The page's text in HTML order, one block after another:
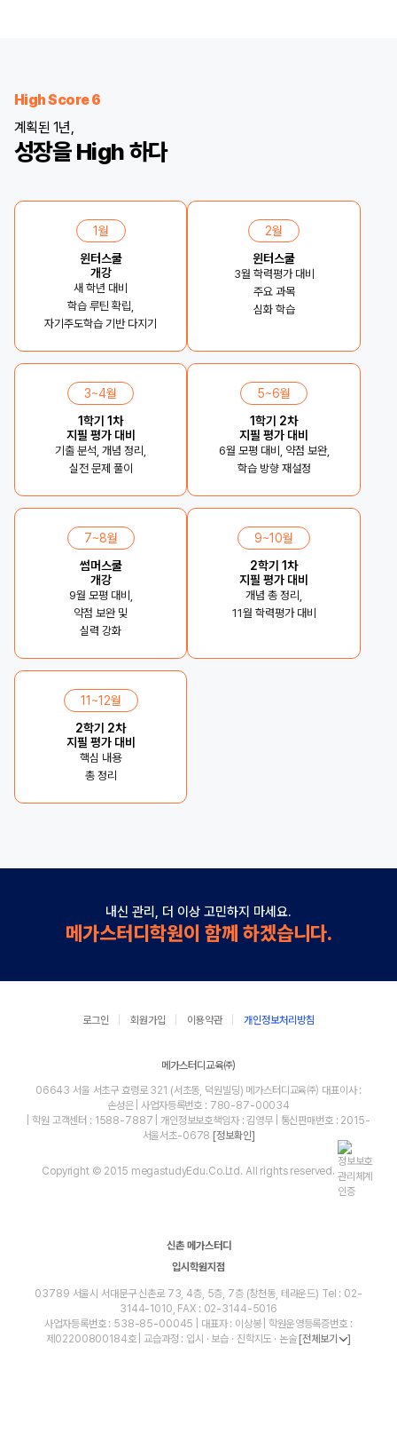
High Score 6
계획된 1년,
성장을 High 하다
1월
윈터스쿨
개강
새 학년 대비
학습 루틴 확립,
자기주도학습 기반 다지기
2월
윈터스쿨
3월 학력평가 대비
주요 과목
심화 학습
3~4월
1학기 1차
지필 평가 대비
기출 분석, 개념 정리,
실전 문제 풀이
5~6월
1학기 2차
지필 평가 대비
6월 모평 대비, 약점 보완,
학습 방향 재설정
7~8월
썸머스쿨
개강
9월 모평 대비,
약점 보완 및
실력 강화
9~10월
2학기 1차
지필 평가 대비
개념 총 정리,
11월 학력평가 대비
11~12월
2학기 2차
지필 평가 대비
핵심 내용
총 정리
내신 관리, 더 이상 고민하지 마세요.
메가스터디학원이 함께 하겠습니다.
로그인 회원가입 이용약관 개인정보처리방침
메가스터디교육㈜
06643 서울 서초구 효령로 321 (서초동, 덕원빌딩) 메가스터디교육㈜ 대표이사 :
손성은 | 사업자등록번호 : 780-87-00034
| 학원 고객센터 : 1588-7887 | 개인정보보호책임자 : 김영무 | 통신판매번호 : 2015-
서울서초-0678[정보확인]
Copyright © 2015 megastudyEdu.Co.Ltd. All rights reserved.
신촌 메가스터디
입시학원지점
03789 서울시 서대문구 신촌로 73, 4층, 5층, 7층 (창천동, 테라운드) Tel : 02-
3144-1010, FAX : 02-3144-5016
사업자등록번호 : 538-85-00045 | 대표자 : 이상봉 | 학원운영등록증번호 :
제02200800184호 | 교습과정 : 입시 · 보습 · 진학지도 · 논술[전체보기 ]